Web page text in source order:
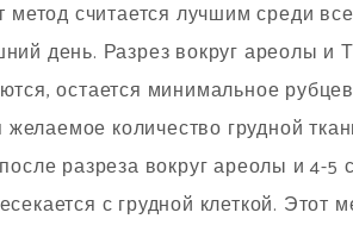
считается лучшим среди
день. Разрез вокруг ареолы и
остается минимальное
количество грудной
разреза вокруг ареолы и 4-5
с грудной клеткой. Этот